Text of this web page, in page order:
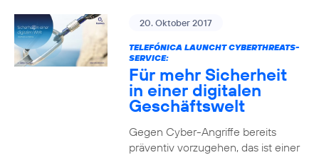
20. Oktober 2017
TELEFÓNICA LAUNCHT CYBERTHREATS-
SERVICE:
Für mehr Sicherheit
in einer digitalen
Geschäftswelt
Gegen Cyber-Angriffe bereits
präventiv vorzugehen, das ist einer